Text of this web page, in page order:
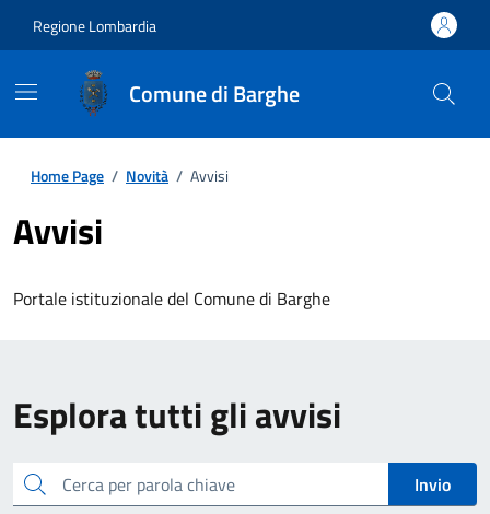
Regione Lombardia
Comune di Barghe
Home Page / Novità / Avvisi
Avvisi
Portale istituzionale del Comune di Barghe
Esplora tutti gli avvisi
cerca
Invio